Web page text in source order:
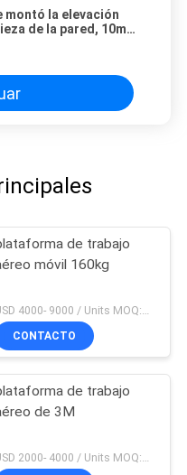
montó la elevación
de la pared, 10m
de trabajo
móvil 160kg
USD 4000- 9000 / Units MOQ:1 set
CONTACTO
de trabajo
de 3M